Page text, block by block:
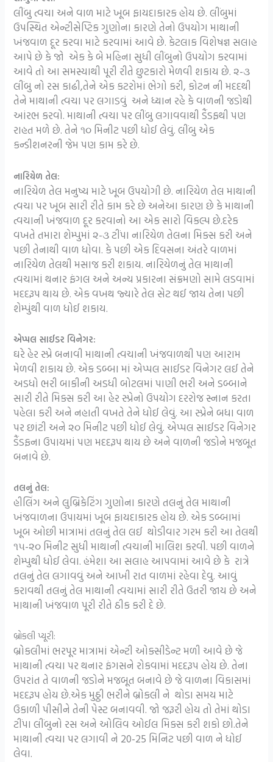
લીંબુ ત્વચા અને વાળ માટે ખૂબ ફાયદાકારક હોય છે. લીંબુમાં
ઉપસ્થિત એન્ટીસેપ્ટિક ગુણોના કારણે તેનો ઉપયોગ માથાની
ખંજવાળ દૂર કરવા માટે કરવામાં આવે છે. કેટલાક વિશેષજ્ઞ સલાહ
આપે છે કે જો એક કે બે મહિના સુધી લીંબુનો ઉપયોગ કરવામાં
આવે તો આ સમસ્યાથી પૂરી રીતે છુટકારો મેળવી શકાય છે. ૨-૩
લીંબુ નો રસ કાઢી,તેને એક કટરોમાં ભેગો કરી, કોટન ની મદદથી
તેને માથાની ત્વચા પર લગાડવું અને ધ્યાન રહે કે વાળની જડોથી
આંરભ કરવો. માથાની ત્વચા પર લીંબુ લગાવવાથી ડૈંડફથી પણ
રાહત મળે છે. તેને ૧૦ મિનીટ પછી ધોઈ લેવું. લીંબુ એક
કન્ડીશનરની જેમ પણ કામ કરે છે.
નારિયેળ તેલ:
નારિયેળ તેલ મનુષ્ય માટે ખૂબ ઉપયોગી છે. નારિયેળ તેલ માથાની
ત્વચા પર ખૂબ સારી રીતે કામ કરે છે અનેઆ કારણ છે કે માથાની
ત્વચાની ખંજવાળ દૂર કરવાનો આ એક સારો વિકલ્પ છે.દરેક
વખતે તમારા શેમ્પુમાં ૨-૩ ટીંપા નારિયેળ તેલના મિક્સ કરી અને
પછી તેનાથી વાળ ધોવા. કે પછી એક દિવસના અંતરે વાળમાં
નારિયેળ તેલથી મસાજ કરી શકાય. નારિયેળનું તેલ માથાની
ત્વચામાં થનાર ફંગલ અને અન્ય પ્રકારના સંક્રમણો સામે લડવામાં
મદદરૂપ થાય છે. એક વખથ જ્યારે તેલ સેટ થઈ જાય તેના પછી
શેમ્પુંથી વાળ ધોઈ શકાય.
એપ્પલ સાઈડર વિનેગર:
ઘરે હેર સ્પ્રે બનાવી માથાની ત્વચાની ખંજવાળથી પણ આરામ
મેળવી શકાય છે. એક ડબ્બા માં એપ્પલ સાઈડર વિનેગર લઈ તેને
અડધો ભરી બાકીની અડધી બોટલમાં પાણી ભરી અને ડબ્બાને
સારી રીતે મિક્સ કરી આ હેર સ્પ્રેનો ઉપયોગ દરરોજ સ્નાન કરતા
પહેલા કરી અને નહાતી વખતે તેને ધોઈ લેવું. આ સ્પ્રેને બધા વાળ
પર છાંટી અને ૨૦ મિનીટ પછી ધોઈ લેવું. એપ્પલ સાઈડર વિનેગર
ડૈંડફના ઉપાયમાં પણ મદદરૂપ થાય છે અને વાળની જડોને મજબૂત
બનાવે છે.
તલનું તેલ:
હીલિંગ અને લુબ્રિકેટિંગ ગુણોના કારણે તલનું તેલ માથાની
ખંજવાળના ઉપાયમાં ખૂબ ફાયદાકારક હોય છે. એક ડબ્બામાં
ખૂબ ઓછી માત્રામાં તલનું તેલ લઈ થોડીવાર ગરમ કરી આ તેલથી
૧૫-૨૦ મિનીટ સુધી માથાની ત્વચાની માલિશ કરવી. પછી વાળને
શેમ્પુથી ધોઈ લેવા. હંમેશા આ સલાહ આપવામાં આવે છે કે રાત્રે
તલનું તેલ લગાવવું અને આખી રાત વાળમાં રહેવા દેવુ. આવું
કરાવથી તલનું તેલ માથાની ત્વચામાં સારી રીતે ઉતરી જાય છે અને
માથાની ખંજવાળ પૂરી રીતે ઠીક કરી દે છે.
બ્રોકલી પ્યૂરી:
બ્રોકલીમાં ભરપૂર માત્રામાં એન્ટી ઓક્સીડેન્ટ મળી આવે છે જે
માથાની ત્વચા પર થનાર ફંગસને રોકવામાં મદદરૂપ હોય છે. તેના
ઉપરાંત તે વાળની જડોને મજબૂત બનાવે છે જે વાળના વિકાસમાં
મદદરૂપ હોય છે.એક મુઠ્ઠી ભરીને બ્રોકલી ને થોડા સમય માટે
ઉકાળી પીસીને તેની પેસ્ટ બનાવવી. જો જરૂરી હોય તો તેમાં થોડા
ટીંપા લીંબુનો રસ અને ઓલિવ ઓઈલ મિક્સ કરી શકો છો.તેને
માથાની ત્વચા પર લગાવી ને 20-25 મિનિટ પછી વાળ ને ધોઈ
લેવા.